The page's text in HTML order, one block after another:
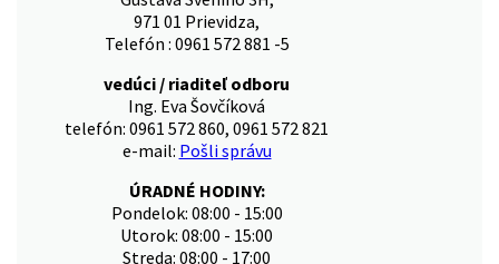
971 01 Prievidza,
Telefón : 0961 572 881 -5
vedúci / riaditeľ odboru
Ing. Eva Šovčíková
telefón: 0961 572 860, 0961 572 821
e-mail: Pošli správu
ÚRADNÉ HODINY:
Pondelok: 08:00 - 15:00
Utorok: 08:00 - 15:00
Streda: 08:00 - 17:00